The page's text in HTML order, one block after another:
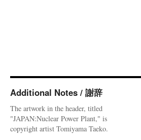
Additional Notes / 謝辞
The artwork in the header, titled
"JAPAN:Nuclear Power Plant," is
copyright artist Tomiyama Taeko.